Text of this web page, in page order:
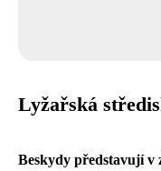
Lyžařská
Beskydy představují v